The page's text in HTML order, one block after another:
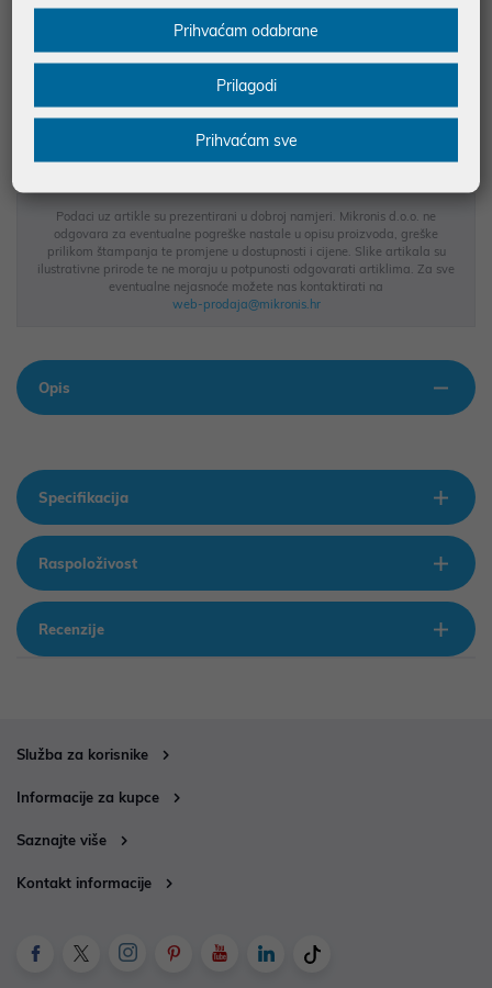
JAMSTVO 12 MJ.
BESPLATNA DOSTAVA ZA NARUDŽBE IZNAD 66,36€
MOGUĆNOST PLAĆANJA NA RATE
Podaci uz artikle su prezentirani u dobroj namjeri. Mikronis d.o.o. ne
odgovara za eventualne pogreške nastale u opisu proizvoda, greške
prilikom štampanja te promjene u dostupnosti i cijene. Slike artikala su
ilustrativne prirode te ne moraju u potpunosti odgovarati artiklima. Za sve
eventualne nejasnoće možete nas kontaktirati na
web-prodaja@mikronis.hr
Opis
Specifikacija
Raspoloživost
Recenzije
Služba za korisnike
Informacije za kupce
Saznajte više
Kontakt informacije
Prihvaćam odabrane
Prilagodi
Prihvaćam sve